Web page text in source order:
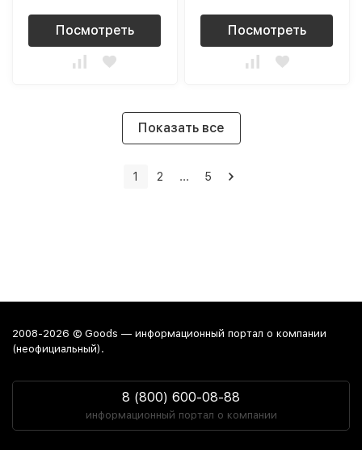
Посмотреть Посмотреть
Показать все
1 2 ... 5
2008-2026 © Goods — информационный портал о компании
(неофициальный).
8 (800) 600-08-88
информационный портал о компании